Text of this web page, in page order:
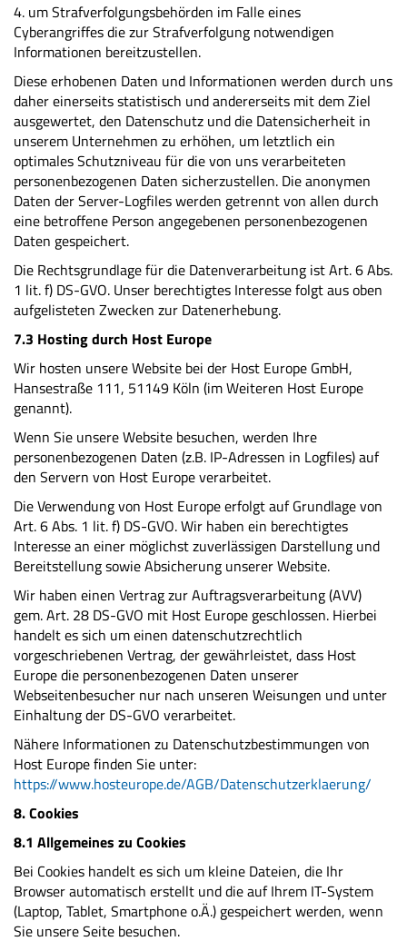
4. um Strafverfolgungsbehörden im Falle eines
Cyberangriffes die zur Strafverfolgung notwendigen
Informationen bereitzustellen.
Diese erhobenen Daten und Informationen werden durch uns
daher einerseits statistisch und andererseits mit dem Ziel
ausgewertet, den Datenschutz und die Datensicherheit in
unserem Unternehmen zu erhöhen, um letztlich ein
optimales Schutzniveau für die von uns verarbeiteten
personenbezogenen Daten sicherzustellen. Die anonymen
Daten der Server-Logfiles werden getrennt von allen durch
eine betroffene Person angegebenen personenbezogenen
Daten gespeichert.
Die Rechtsgrundlage für die Datenverarbeitung ist Art. 6 Abs.
1 lit. f) DS-GVO. Unser berechtigtes Interesse folgt aus oben
aufgelisteten Zwecken zur Datenerhebung.
7.3 Hosting durch Host Europe
Wir hosten unsere Website bei der Host Europe GmbH,
Hansestraße 111, 51149 Köln (im Weiteren Host Europe
genannt).
Wenn Sie unsere Website besuchen, werden Ihre
personenbezogenen Daten (z.B. IP-Adressen in Logfiles) auf
den Servern von Host Europe verarbeitet.
Die Verwendung von Host Europe erfolgt auf Grundlage von
Art. 6 Abs. 1 lit. f) DS-GVO. Wir haben ein berechtigtes
Interesse an einer möglichst zuverlässigen Darstellung und
Bereitstellung sowie Absicherung unserer Website.
Wir haben einen Vertrag zur Auftragsverarbeitung (AVV)
gem. Art. 28 DS-GVO mit Host Europe geschlossen. Hierbei
handelt es sich um einen datenschutzrechtlich
vorgeschriebenen Vertrag, der gewährleistet, dass Host
Europe die personenbezogenen Daten unserer
Webseitenbesucher nur nach unseren Weisungen und unter
Einhaltung der DS-GVO verarbeitet.
Nähere Informationen zu Datenschutzbestimmungen von
Host Europe finden Sie unter:
https://www.hosteurope.de/AGB/Datenschutzerklaerung/
8. Cookies
8.1 Allgemeines zu Cookies
Bei Cookies handelt es sich um kleine Dateien, die Ihr
Browser automatisch erstellt und die auf Ihrem IT-System
(Laptop, Tablet, Smartphone o.Ä.) gespeichert werden, wenn
Sie unsere Seite besuchen.